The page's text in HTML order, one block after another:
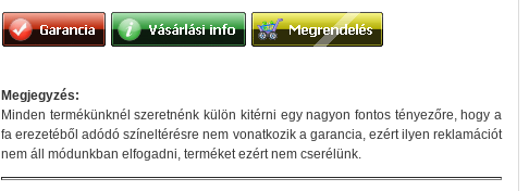
Megjegyzés:
Minden termékünknél szeretnénk külön kitérni egy nagyon fontos tényezőre, hogy a
fa erezetéből adódó színeltérésre nem vonatkozik a garancia, ezért ilyen reklamációt
nem áll módunkban elfogadni, terméket ezért nem cserélünk.